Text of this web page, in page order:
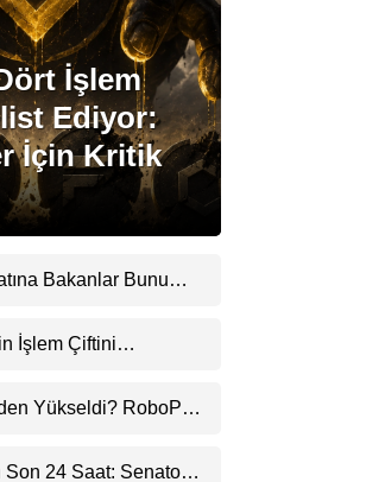
Facebook
Instagram
LinkedIn
İşlem
Ediyor:
İçin Kritik
Bakanlar Bunu
İşlem Çiftini
Yükseldi? RoboPay
24 Saat: Senato